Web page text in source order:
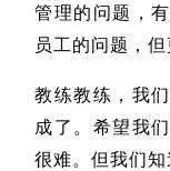
管理的问题，
员工的问题，
教练教练，我
成了。 希望我
很难。但我们知